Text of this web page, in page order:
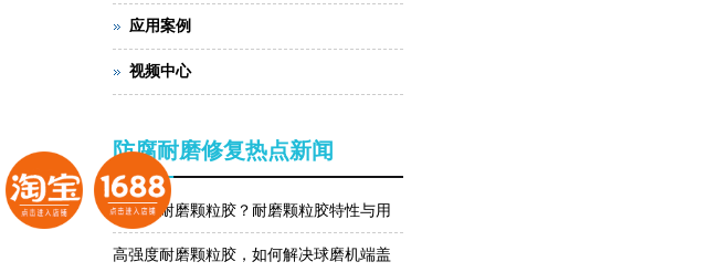
应用案例
视频中心
防腐耐磨修复热点新闻
什么是耐磨颗粒胶？耐磨颗粒胶特性与用
途有哪些？
高强度耐磨颗粒胶，如何解决球磨机端盖